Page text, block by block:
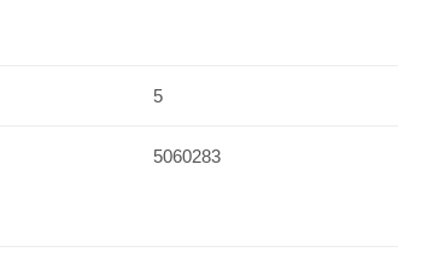
5
5060283